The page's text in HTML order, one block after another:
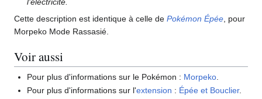
l'électricité.
Cette description est identique à celle de Pokémon Épée, pour
Morpeko Mode Rassasié.
Voir aussi
Pour plus d'informations sur le Pokémon : Morpeko
Pour plus d'informations sur l'extension : Épée et Bouclier.